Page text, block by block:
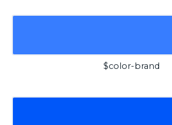
$color-brand